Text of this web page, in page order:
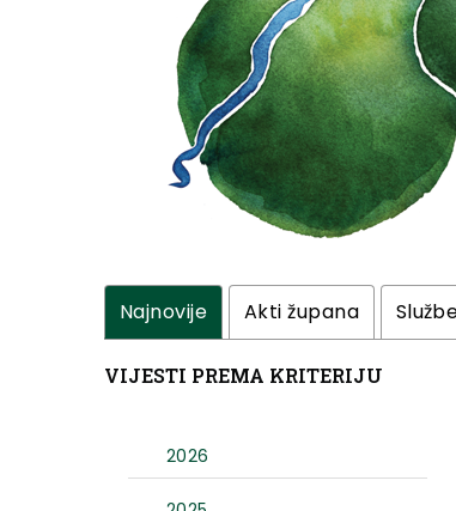
Najnovije Akti župana
VIJESTI PREMA KRITERIJU
2026